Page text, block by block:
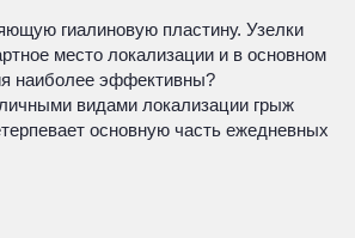
гиалиновую пластину. Узелки
место локализации и в основном
наиболее эффективны?
видами локализации грыж
основную часть ежедневных